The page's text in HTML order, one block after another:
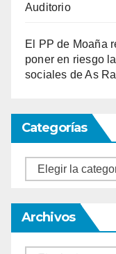
Auditorio
El PP de Moaña
poner en riesgo
sociales de As
Categorías
Categorías
Archivos